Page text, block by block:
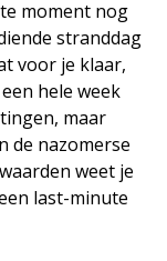
moment nog
stranddag
voor je klaar,
hele week
maar
de nazomerse
weet je
last-minute